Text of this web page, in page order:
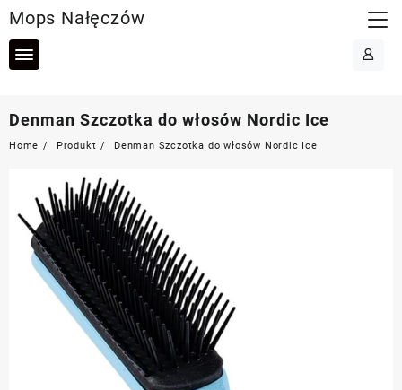
to
content
Mops Nałęczów
Denman Szczotka do włosów Nordic Ice
Home Produkt Denman Szczotka do włosów Nordic Ice